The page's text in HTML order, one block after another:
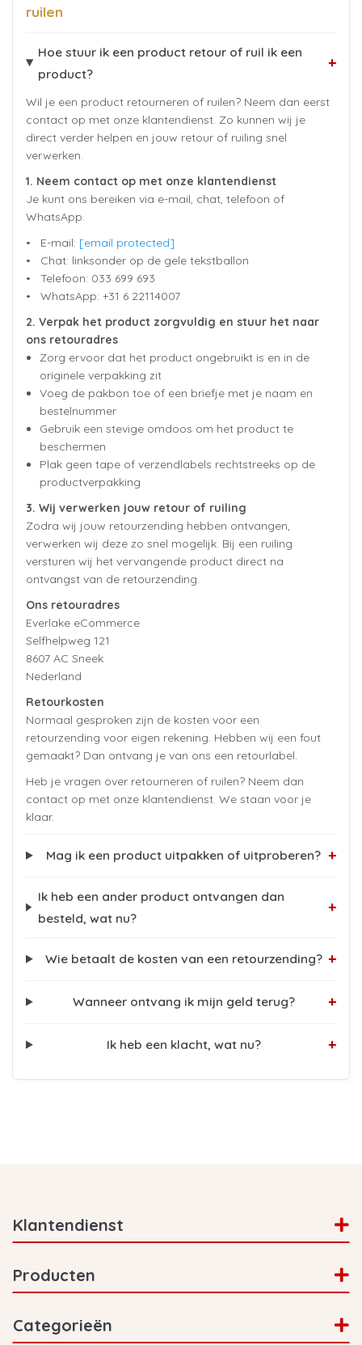
ruilen
Hoe stuur ik een product retour of ruil ik een
product?
+
Wil je een product retourneren of ruilen? Neem dan eerst
contact op met onze klantendienst. Zo kunnen wij je
direct verder helpen en jouw retour of ruiling snel
verwerken.
1. Neem contact op met onze klantendienst
Je kunt ons bereiken via e-mail, chat, telefoon of
WhatsApp.
• E-mail: [email protected]
• Chat: linksonder op de gele tekstballon
• Telefoon: 033 699 693
• WhatsApp: +31 6 22114007
2. Verpak het product zorgvuldig en stuur het naar
ons retouradres
Zorg ervoor dat het product ongebruikt is en in de
originele verpakking zit
Voeg de pakbon toe of een briefje met je naam en
bestelnummer
Gebruik een stevige omdoos om het product te
beschermen
Plak geen tape of verzendlabels rechtstreeks op de
productverpakking
3. Wij verwerken jouw retour of ruiling
Zodra wij jouw retourzending hebben ontvangen,
verwerken wij deze zo snel mogelijk. Bij een ruiling
versturen wij het vervangende product direct na
ontvangst van de retourzending.
Ons retouradres
Everlake eCommerce
Selfhelpweg 121
8607 AC Sneek
Nederland
Retourkosten
Normaal gesproken zijn de kosten voor een
retourzending voor eigen rekening. Hebben wij een fout
gemaakt? Dan ontvang je van ons een retourlabel.
Heb je vragen over retourneren of ruilen? Neem dan
contact op met onze klantendienst. We staan voor je
klaar.
Mag ik een product uitpakken of uitproberen? +
Ik heb een ander product ontvangen dan
besteld, wat nu?
+
Wie betaalt de kosten van een retourzending? +
Wanneer ontvang ik mijn geld terug? +
Ik heb een klacht, wat nu? +
Klantendienst
Producten
Categorieën